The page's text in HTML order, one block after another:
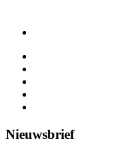
Nieuwsbrief